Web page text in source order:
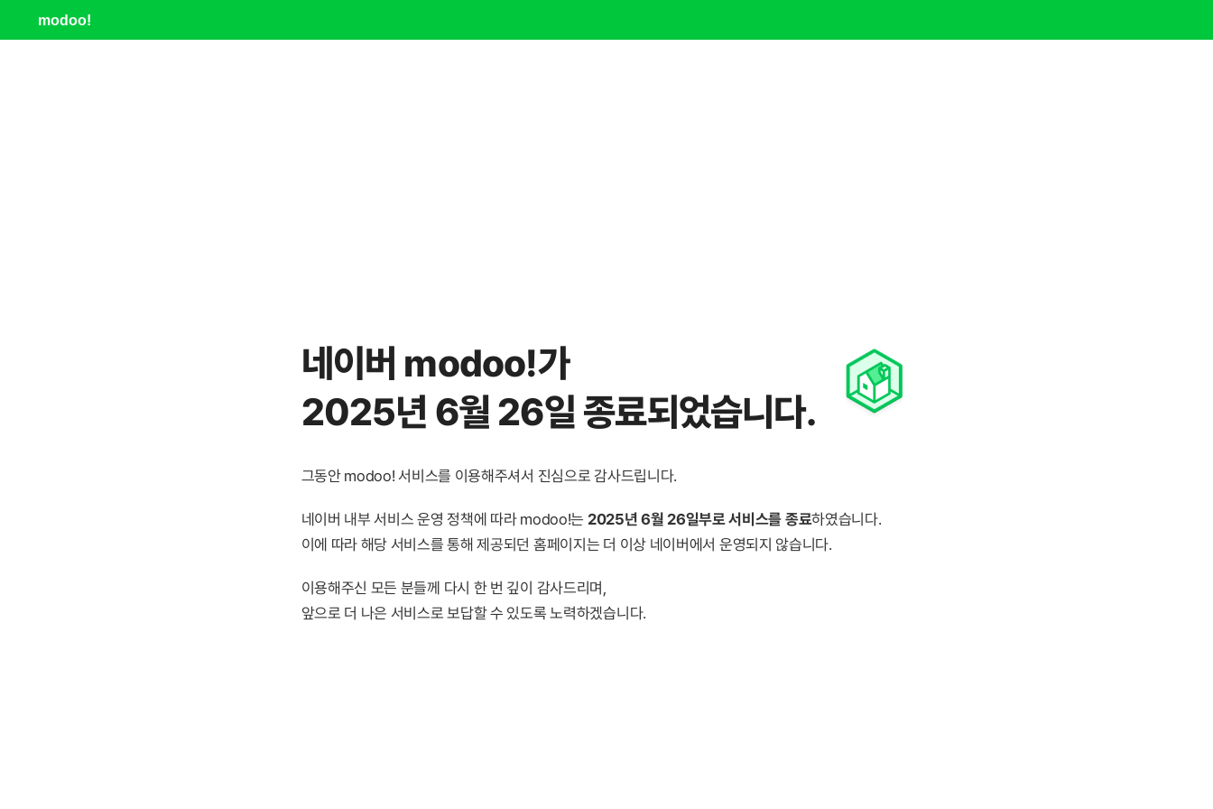
modoo!
네이버 modoo!가
2025년 6월 26일 종료되었습니다.
그동안 modoo! 서비스를 이용해주셔서 진심으로 감사드립니다.
네이버 내부 서비스 운영 정책에 따라 modoo!는 2025년 6월 26일부로 서비스를 종료하였습니다.
이에 따라 해당 서비스를 통해 제공되던 홈페이지는 더 이상 네이버에서 운영되지 않습니다.
이용해주신 모든 분들께 다시 한 번 깊이 감사드리며,
앞으로 더 나은 서비스로 보답할 수 있도록 노력하겠습니다.